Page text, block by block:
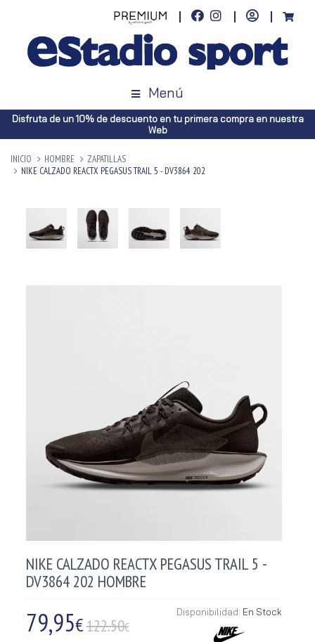
Menú
Disfruta de un 10% de descuento en tu primera compra en nuestra
Web
INICIO HOMBRE
ZAPATILLAS
NIKE CALZADO REACTX PEGASUS TRAIL 5 - DV3864 202
NIKE CALZADO REACTX PEGASUS TRAIL 5 -
DV3864 202 HOMBRE
79,95€122.50€
Disponibilidad: En Stock